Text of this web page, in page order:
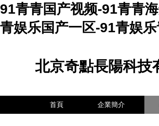
91青青国产视频-91青青
青娱乐国产一区-91青娱
北京奇點長陽科技
首頁 企業簡介